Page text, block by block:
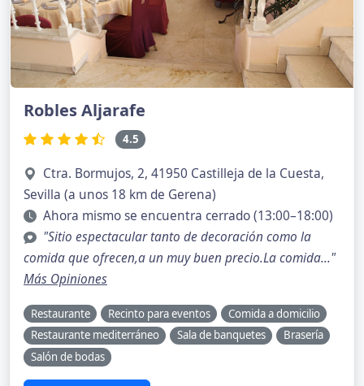
Robles Aljarafe
4.5
Ctra. Bormujos, 2, 41950 Castilleja de la Cuesta,
Sevilla (a unos 18 km de Gerena)
Ahora mismo se encuentra cerrado (13:00–18:00)
"Sitio espectacular tanto de decoración como la
comida que ofrecen,a un muy buen precio.La comida..."
Más Opiniones
Restaurante Recinto para eventos
Comida a domicilio
Restaurante mediterráneo
Sala de banquetes
Brasería
Salón de bodas